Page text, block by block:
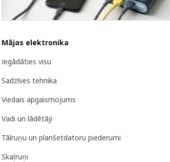
Mājas elektronika
Iegādāties visu
Sadzīves tehnika
Viedais apgaismojums
Vadi un lādētāji
Tālruņu un planšetdatoru piederumi
Skaļruņi